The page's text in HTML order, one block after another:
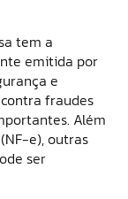
tem a
emitida por
e
fraudes
Além
e), outras
ser